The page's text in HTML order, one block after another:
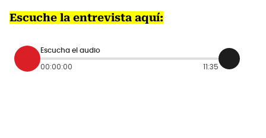
Escuche la entrevista aquí:
Escucha el audio
00:00:00 11:35